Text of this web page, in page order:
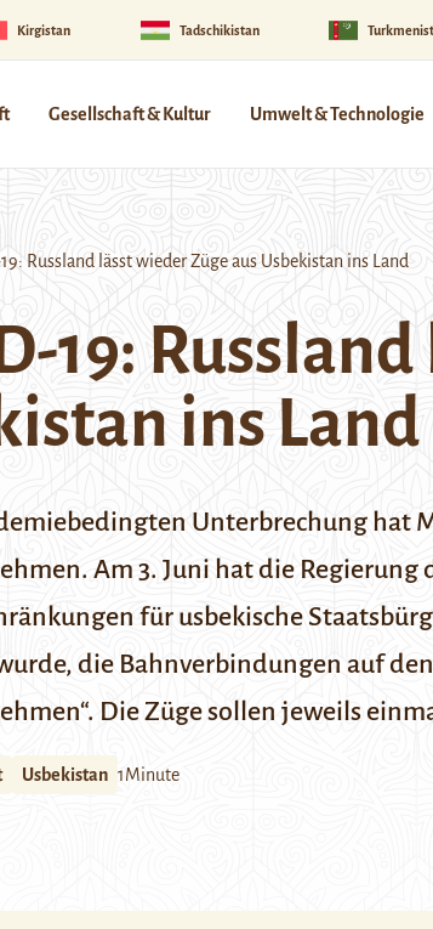
Kirgistan Tadschikistan
Gesellschaft & Kultur Umwelt & Technologie
Russland lässt wieder Züge aus Usbekistan ins Land
19:
ins Land
Unterbrechung hat
Am 3. Juni hat die Regierung
für usbekische
die Bahnverbindungen auf
Die Züge sollen jeweils
Usbekistan 1Minute